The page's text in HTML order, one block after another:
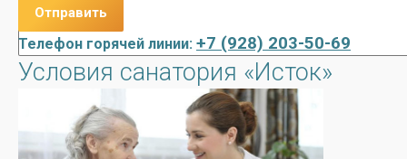
Телефон горячей линии: +7 (928) 203-50-69
Условия санатория «Исток»